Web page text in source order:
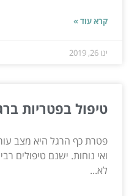
קרא עוד »
ינו 26, 2019
טיפול בפטריות
פטרת כף הרגל היא מצב
ואי נוחות. ישנם טיפולים
לא...